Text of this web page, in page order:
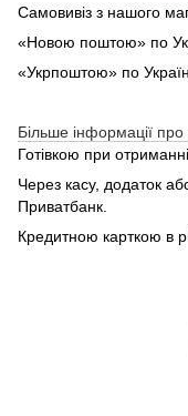
Самовивіз з нашого
«Новою поштою» по
«Укрпоштою» по
Більше інформації про
Готівкою при отриманні.
Через касу, додаток
Приватбанк.
Кредитною карткою в